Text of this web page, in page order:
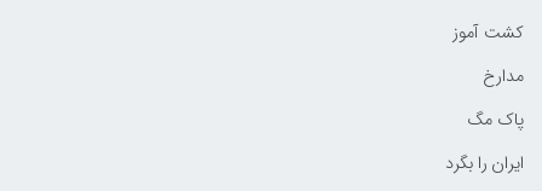
کشت آموز
مدارخ
پاک مگ
ایران را بگرد